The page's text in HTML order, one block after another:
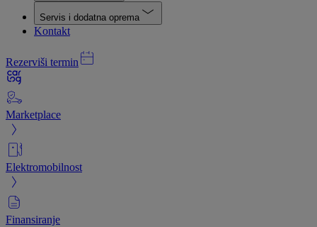
Servis i dodatna oprema
Kontakt
Rezerviši termin
Marketplace
Elektromobilnost
Finansiranje